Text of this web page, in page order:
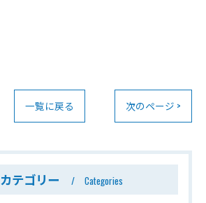
一覧に戻る 次のページ >
カテゴリー Categories